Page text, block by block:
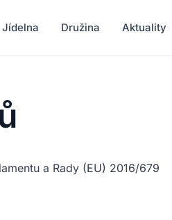
Jídelna Družina Aktuality
a Rady (EU) 2016/679